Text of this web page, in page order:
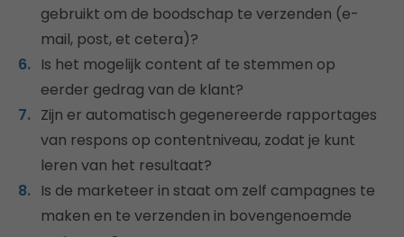
gebruikt om de boodschap te verzenden (e-
mail, post, et cetera)?
Is het mogelijk content af te stemmen op
eerder gedrag van de klant?
Zijn er automatisch gegenereerde rapportages
van respons op contentniveau, zodat je kunt
leren van het resultaat?
Is de marketeer in staat om zelf campagnes te
maken en te verzenden in bovengenoemde